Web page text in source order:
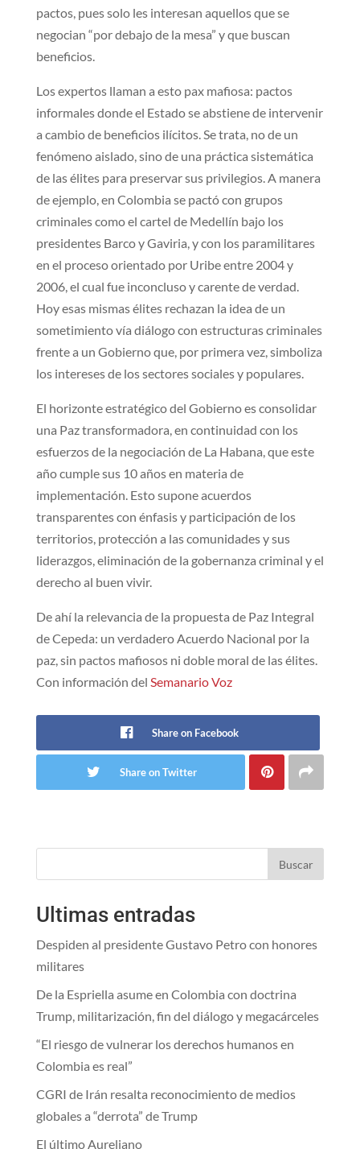
pactos, pues solo les interesan aquellos que se
negocian “por debajo de la mesa” y que buscan
beneficios.
Los expertos llaman a esto pax mafiosa: pactos
informales donde el Estado se abstiene de intervenir
a cambio de beneficios ilícitos. Se trata, no de un
fenómeno aislado, sino de una práctica sistemática
de las élites para preservar sus privilegios. A manera
de ejemplo, en Colombia se pactó con grupos
criminales como el cartel de Medellín bajo los
presidentes Barco y Gaviria, y con los paramilitares
en el proceso orientado por Uribe entre 2004 y
2006, el cual fue inconcluso y carente de verdad.
Hoy esas mismas élites rechazan la idea de un
sometimiento vía diálogo con estructuras criminales
frente a un Gobierno que, por primera vez, simboliza
los intereses de los sectores sociales y populares.
El horizonte estratégico del Gobierno es consolidar
una Paz transformadora, en continuidad con los
esfuerzos de la negociación de La Habana, que este
año cumple sus 10 años en materia de
implementación. Esto supone acuerdos
transparentes con énfasis y participación de los
territorios, protección a las comunidades y sus
liderazgos, eliminación de la gobernanza criminal y el
derecho al buen vivir.
De ahí la relevancia de la propuesta de Paz Integral
de Cepeda: un verdadero Acuerdo Nacional por la
paz, sin pactos mafiosos ni doble moral de las élites.
Con información del Semanario Voz
Share on Facebook
Share on Twitter
Buscar
Ultimas entradas
Despiden al presidente Gustavo Petro con honores
militares
De la Espriella asume en Colombia con doctrina
Trump, militarización, fin del diálogo y megacárceles
“El riesgo de vulnerar los derechos humanos en
Colombia es real”
CGRI de Irán resalta reconocimiento de medios
globales a “derrota” de Trump
El último Aureliano